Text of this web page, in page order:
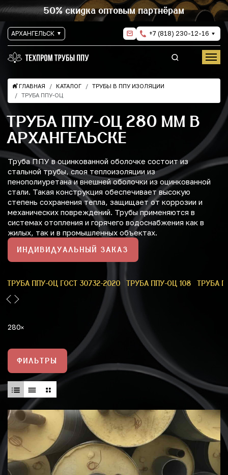
50% скидка оптовым партнёрам
АРХАНГЕЛЬСК +7 (818) 230-12-16
ГЛАВНАЯ КАТАЛОГ
ТРУБЫ В ППУ ИЗОЛЯЦИИ
ТРУБА ППУ-ОЦ
ТРУБА ППУ-ОЦ 280 ММ В
АРХАНГЕЛЬСКЕ
Труба ППУ в оцинкованной оболочке состоит из
стальной трубы, слоя теплоизоляции из
пенополиуретана и внешней оболочки из оцинкованной
стали. Такая конструкция обеспечивает высокую
степень сохранения тепла, защищает от коррозии и
механических повреждений. Трубы применяются в
системах отопления и горячего водоснабжения как в
жилых, так и в промышленных объектах.
ИНДИВИДУАЛЬНЫЙ ЗАКАЗ
ТРУБА ППУ-ОЦ ГОСТ 30732-2020 ТРУБА ППУ-ОЦ 108 ТРУБА
280
ФИЛЬТРЫ